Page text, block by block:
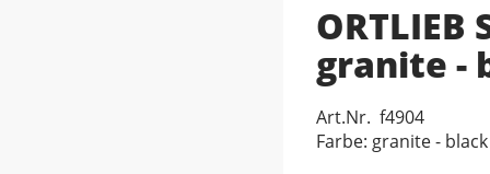
ORTLIEB
granite -
Art.Nr. f4904
Farbe: granite - black